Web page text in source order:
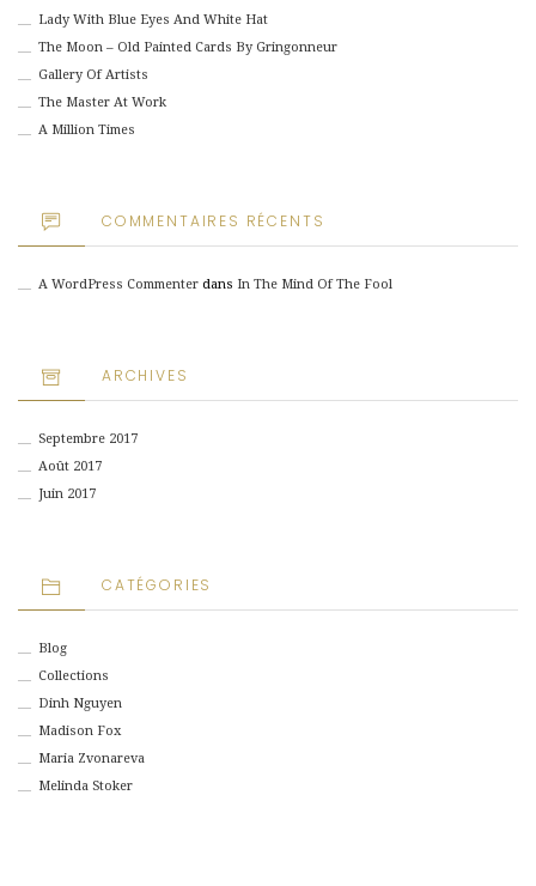
Lady With Blue Eyes And White Hat
The Moon – Old Painted Cards By Gringonneur
Gallery Of Artists
The Master At Work
A Million Times
COMMENTAIRES RÉCENTS
A WordPress Commenterdans In The Mind Of The Fool
ARCHIVES
Septembre 2017
Août 2017
Juin 2017
CATÉGORIES
Blog
Collections
Dinh Nguyen
Madison Fox
Maria Zvonareva
Melinda Stoker